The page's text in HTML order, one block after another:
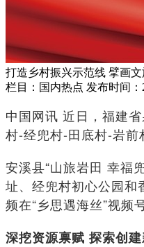
打造乡村振兴示范线 擘画
栏目：国内热点 发布时间：
中国网讯 近日，福建
村-经兜村-田底村-岩前
安溪县“山旅岩田 幸福
址、经兜村初心公园和
频在“乡思遇海丝”视频
深挖资源禀赋 探索创